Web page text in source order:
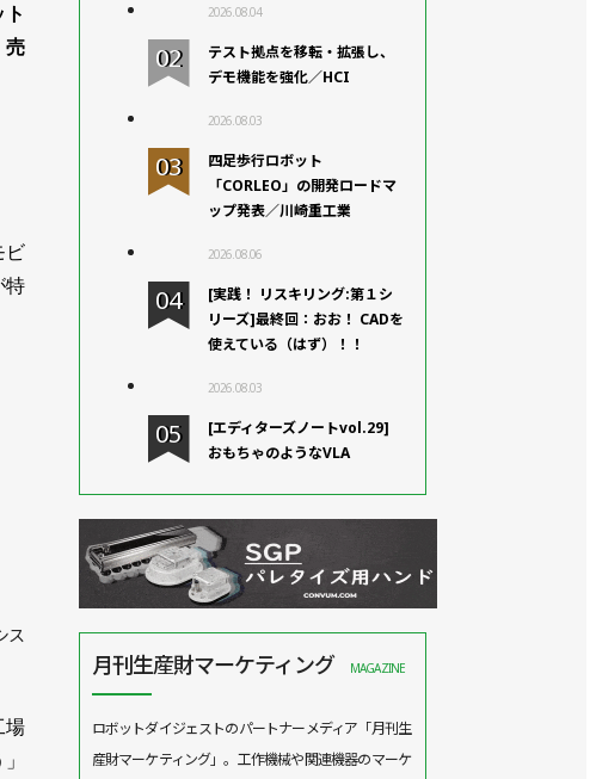
売
ビ
特
ス
場
2026.08.04
テスト拠点を移転・拡張し、
デモ機能を強化／HCI
2026.08.03
四足歩行ロボット
「CORLEO」の開発ロードマ
ップ発表／川崎重工業
2026.08.06
[実践！ リスキリング:第１シ
リーズ]最終回：おお！ CADを
使えている（はず）！！
2026.08.03
[エディターズノートvol.29]
おもちゃのようなVLA
月刊生産財マーケティング MAGAZINE
ロボットダイジェストのパートナーメディア「月刊生
産財マーケティング」。工作機械や関連機器のマーケ